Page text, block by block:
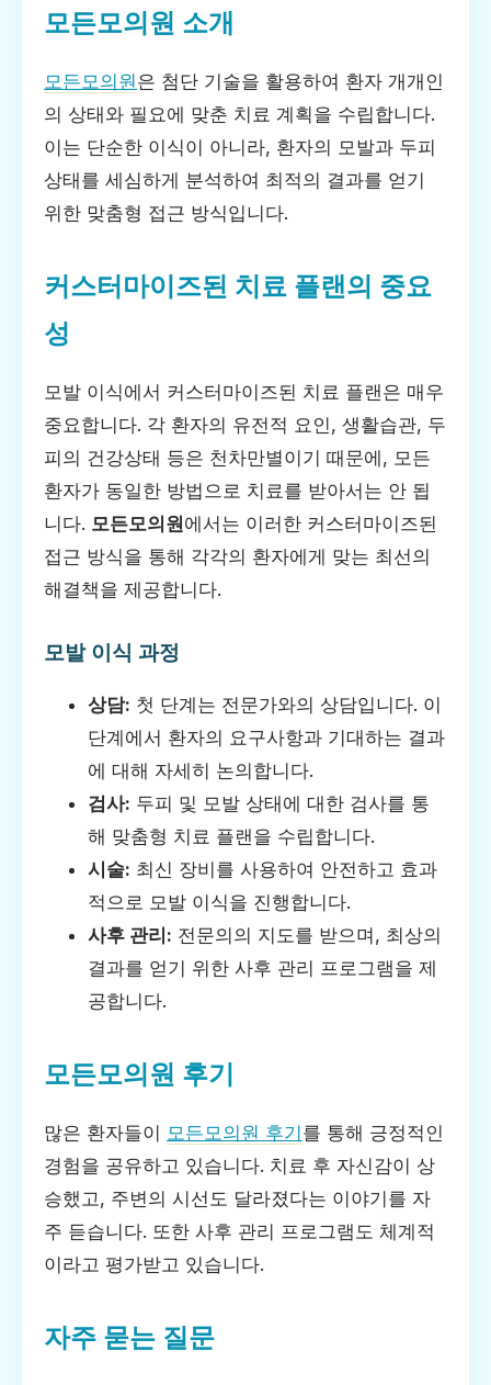
모든모의원 소개
모든모의원은 첨단 기술을 활용하여 환자 개개인
의 상태와 필요에 맞춘 치료 계획을 수립합니다.
이는 단순한 이식이 아니라, 환자의 모발과 두피
상태를 세심하게 분석하여 최적의 결과를 얻기
위한 맞춤형 접근 방식입니다.
커스터마이즈된 치료 플랜의 중요
성
모발 이식에서 커스터마이즈된 치료 플랜은 매우
중요합니다. 각 환자의 유전적 요인, 생활습관, 두
피의 건강상태 등은 천차만별이기 때문에, 모든
환자가 동일한 방법으로 치료를 받아서는 안 됩
니다. 모든모의원에서는 이러한 커스터마이즈된
접근 방식을 통해 각각의 환자에게 맞는 최선의
해결책을 제공합니다.
모발 이식 과정
상담: 첫 단계는 전문가와의 상담입니다. 이
단계에서 환자의 요구사항과 기대하는 결과
에 대해 자세히 논의합니다.
검사: 두피 및 모발 상태에 대한 검사를 통
해 맞춤형 치료 플랜을 수립합니다.
시술: 최신 장비를 사용하여 안전하고 효과
적으로 모발 이식을 진행합니다.
사후 관리: 전문의의 지도를 받으며, 최상의
결과를 얻기 위한 사후 관리 프로그램을 제
공합니다.
모든모의원 후기
많은 환자들이 모든모의원 후기 를 통해 긍정적인
경험을 공유하고 있습니다. 치료 후 자신감이 상
승했고, 주변의 시선도 달라졌다는 이야기를 자
주 듣습니다. 또한 사후 관리 프로그램도 체계적
이라고 평가받고 있습니다.
자주 묻는 질문